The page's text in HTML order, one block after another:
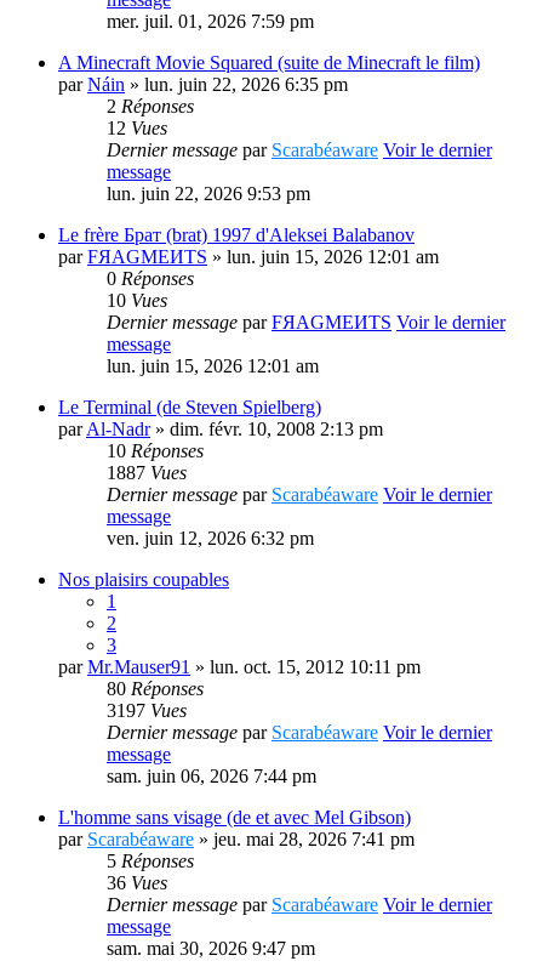
mer. juil. 01, 2026 7:59 pm
A Minecraft Movie Squared (suite de Minecraft le film)
parNáin » lun. juin 22, 2026 6:35 pm
2 Réponses
12 Vues
Dernier message par Scarabéaware Voir le dernier
message
lun. juin 22, 2026 9:53 pm
Le frère Брат (brat) 1997 d'Aleksei Balabanov
parFЯAGMEИTS » lun. juin 15, 2026 12:01 am
0 Réponses
10 Vues
Dernier message parFЯAGMEИTS Voir le dernier
message
lun. juin 15, 2026 12:01 am
Le Terminal (de Steven Spielberg)
parAl-Nadr» dim. févr. 10, 2008 2:13 pm
10 Réponses
1887 Vues
Dernier message par Scarabéaware Voir le dernier
message
ven. juin 12, 2026 6:32 pm
Nos plaisirs coupables
1
2
3
parMr.Mauser91 » lun. oct. 15, 2012 10:11 pm
80 Réponses
3197 Vues
Dernier message par Scarabéaware Voir le dernier
message
sam. juin 06, 2026 7:44 pm
L'homme sans visage (de et avec Mel Gibson)
par Scarabéaware » jeu. mai 28, 2026 7:41 pm
5 Réponses
36 Vues
Dernier message par Scarabéaware Voir le dernier
message
sam. mai 30, 2026 9:47 pm